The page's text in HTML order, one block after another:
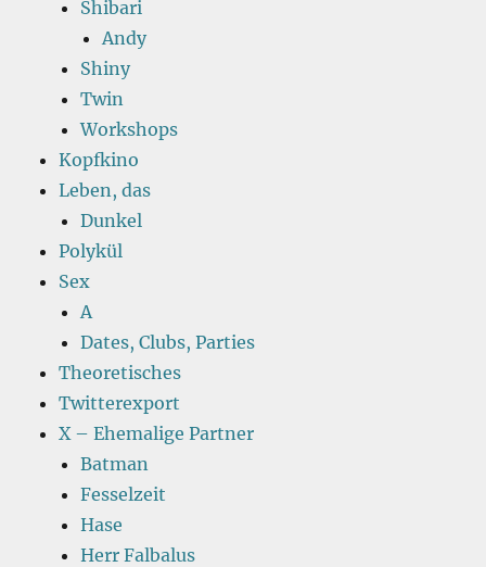
Shibari
Andy
Shiny
Twin
Workshops
Kopfkino
Leben, das
Dunkel
Polykül
Sex
A
Dates, Clubs, Parties
Theoretisches
Twitterexport
X – Ehemalige Partner
Batman
Fesselzeit
Hase
Herr Falbalus